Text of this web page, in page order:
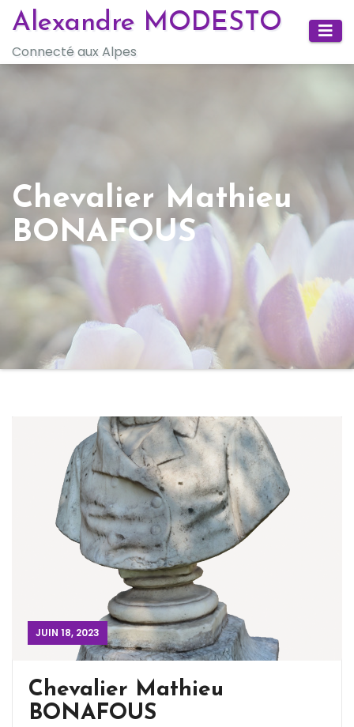
Skip
content
Alexandre MODESTO
Connecté aux Alpes
Chevalier Mathieu
BONAFOUS
JUIN 18, 2023
Chevalier Mathieu
BONAFOUS